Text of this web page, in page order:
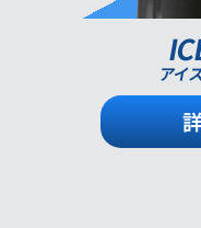
アイ